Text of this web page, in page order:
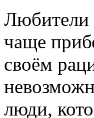
Любители
чаще
своём
люди,